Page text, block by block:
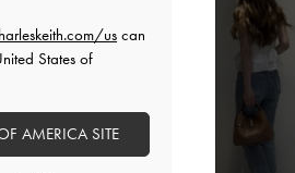
uscan
States of
AMERICA SITE